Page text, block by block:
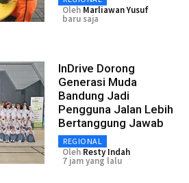
Oleh Marliawan Yusuf
baru saja
InDrive Dorong
Generasi Muda
Bandung Jadi
Pengguna Jalan Lebih
Bertanggung Jawab
REGIONAL
Oleh Resty Indah
7 jam yang lalu